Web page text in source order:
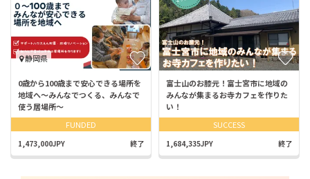
静岡県
0歳から100歳まで安心できる場所を
地域へ〜みんなでつくる、みんなで
使う居場所〜
FUNDED
1,473,000JPY 終了
富士山のお膝元！富士宮市に地域の
みんなが集まるお寺カフェを作りた
い！
SUCCESS
1,684,335JPY 終了